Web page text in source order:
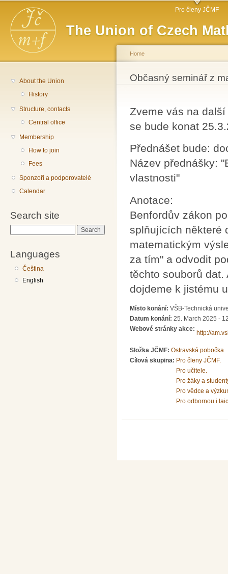
The Union of Czech
Main menu Pro členy JČMF
About the Union
History
Structure, contacts
Central office
Membership
How to join
Fees
Sponzoři a podporovatelé
Calendar
Search site
Languages
Čeština
English
You are here
Home
Občasný seminář z
Zveme vás na
se bude konat
Přednášet bude:
Název přednášky:
vlastnosti"
Anotace:
Benfordův zákon
splňujících některé
matematickým
za tím" a odvodit
těchto souborů
dojdeme k jistému
Místo konání: VŠB-Technická
Datum konání: 25. March 2025 -
Webové stránky akce:
http://
Složka JČMF: Ostravská pobočka
Cílová skupina: Pro členy JČMF.
Pro učitele.
Pro žáky a
Pro vědce a
Pro odbornou i